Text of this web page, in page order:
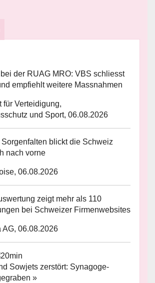
der RUAG MRO: VBS schliesst
empfiehlt weitere Massnahmen
für Verteidigung,
und Sport, 06.08.2026
blickt die Schweiz
nach vorne
06.08.2026
zeigt mehr als 110
bei Schweizer Firmenwebsites
AG, 06.08.2026
Sowjets zerstört: Synagoge-
»